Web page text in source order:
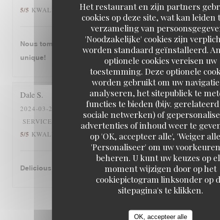
Het restaurant en zijn partners
cookies op deze site, wat kan leiden
verzameling van
'Noodzakelijke' cookies zijn
worden standaard geïnstalleerd.
optionele cookies vereisen uw
toestemming. Deze optionele
worden gebruikt om uw
analyseren, het sitepubliek te
functies te bieden (bijv.
sociale netwerken) of
advertenties of inhoud weer te
op 'OK, accepteer alle', 'Weiger
'Personaliseer' om uw
beheren. U kunt uw keuzes op
moment wijzigen door op het
cookiepictogram linksonder op
sitepagina's te klikken.
OK, accepteer alle
5/5 KWALITEIT / PRIJS : 5/5
Nous tombons amourex de cette restaurant. C‘est
unique!
Dale S
2024-03-26
- 12:30 - GASTEN 2
SERVICE
ATMOSFEER 5 KEUKEN
5/5 KWALITEIT / PRIJS: 5/5
Delicious cassoulet!